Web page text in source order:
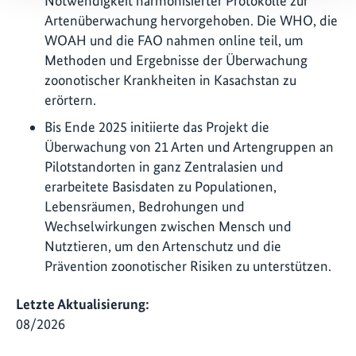
Artenüberwachung hervorgehoben. Die WHO, die
WOAH und die FAO nahmen online teil, um
Methoden und Ergebnisse der Überwachung
zoonotischer Krankheiten in Kasachstan zu
erörtern.
Bis Ende 2025 initiierte das Projekt die
Überwachung von 21 Arten und Artengruppen an
Pilotstandorten in ganz Zentralasien und
erarbeitete Basisdaten zu Populationen,
Lebensräumen, Bedrohungen und
Wechselwirkungen zwischen Mensch und
Nutztieren, um den Artenschutz und die
Prävention zoonotischer Risiken zu unterstützen.
Letzte Aktualisierung:
08/2026